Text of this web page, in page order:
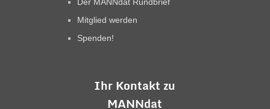
Mitglied werden
Spenden!
Ihr Kontakt zu
MANNdat